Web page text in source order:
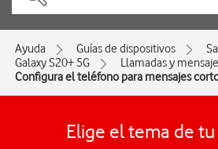
Ayuda Guías de dispositivos
Galaxy S20+ 5G
Llamadas y
Configura el teléfono para mensajes
Elige el tema de